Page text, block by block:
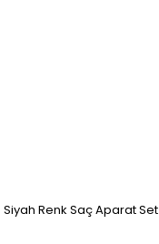
Siyah Renk Saç Aparat Set